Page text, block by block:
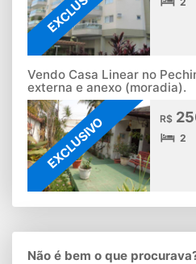
Vendo Casa Linear no
externa e anexo (moradia).
EXCLUSIVO R$
2
Não é bem o que